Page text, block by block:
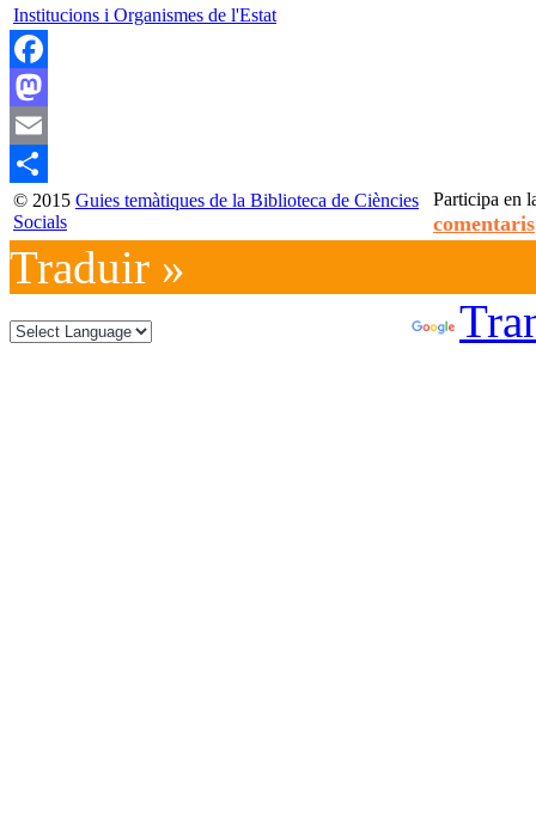
Institucions i Organismes de l'Estat
Facebook
Mastodon
Email
Compartir
© 2015 Guies temàtiques de la Biblioteca de Ciències
Socials
Participa en
comentaris
Traduir »